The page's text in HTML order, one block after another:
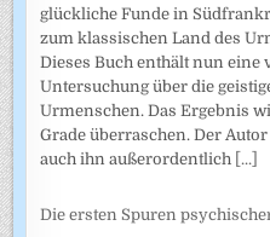
glückliche Funde in
zum klassischen Land des
Dieses Buch enthält nun
Untersuchung über die
Urmenschen. Das Ergebnis
Grade überraschen. Der
auch ihn außerordentlich [...]
Die ersten Spuren